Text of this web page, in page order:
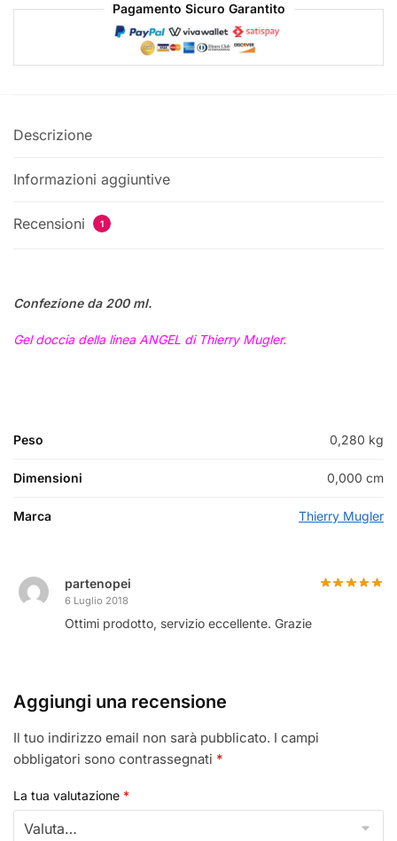
Pagamento Sicuro Garantito
Descrizione
Informazioni aggiuntive
Recensioni 1
Confezione da 200 ml.
Gel doccia della linea ANGEL di Thierry Mugler.
Peso 0,280 kg
Dimensioni 0,000 cm
Marca Thierry Mugler
partenopei
6 Luglio 2018
Ottimi prodotto, servizio eccellente. Grazie
Aggiungi una recensione
Il tuo indirizzo email non sarà pubblicato. I campi
obbligatori sono contrassegnati *
La tua valutazione *